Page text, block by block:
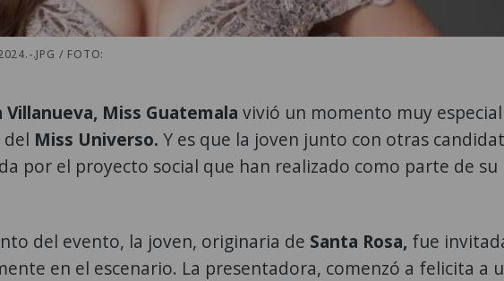
.JPG / FOTO:
Villanueva, Miss Guatemala vivió un momento muy
Miss Universo. Y es que la joven junto con otras
por el proyecto social que han realizado como parte de su
del evento, la joven, originaria de Santa Rosa, fue
en el escenario. La presentadora, comenzó a felicita a